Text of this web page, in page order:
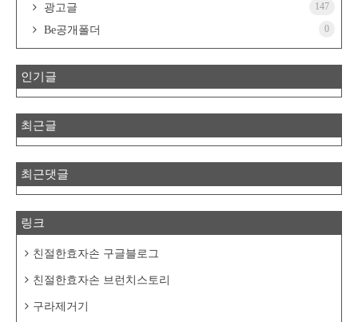
광고글 147
Be공개폴더 0
인기글
최근글
최근댓글
링크
친절한효자손 구글블로그
친절한효자손 브런치스토리
구라제거기